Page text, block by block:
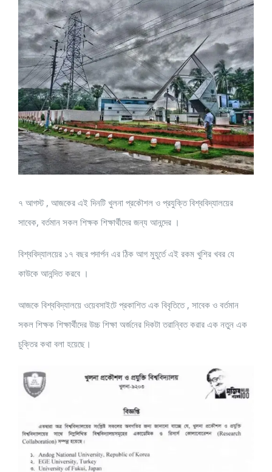
View
Larger
Image
৭ আগস্ট , আজকের এই দিনটি খুলনা প্রকৌশল ও প্রযুক্তি বিশ্ববিদ্যালয়ের
সাবেক, বর্তমান সকল শিক্ষক শিক্ষার্থীদের জন্য আনন্দের ।
বিশ্ববিদ্যালয়ের ১৭ বছর পদার্পন এর ঠিক আগ মুহূর্তে এই রকম খুশির খবর যে
কাউকে আনন্দিত করবে ।
আজকে বিশ্ববিদ্যালয়ে ওয়েবসাইটে প্রকাশিত এক বিবৃতিতে , সাবেক ও বর্তমান
সকল শিক্ষক শিক্ষার্থীদের উচ্চ শিক্ষা অর্জনের দিকটা তরান্বিত ‌করার এক নতুন এক
চুক্তির কথা বলা হয়েছে।